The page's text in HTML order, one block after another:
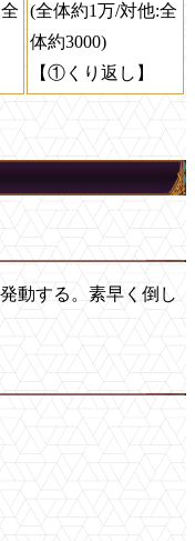
(全体約1万/対他:全
体約3000)
【①くり返し】
動する。素早く倒し